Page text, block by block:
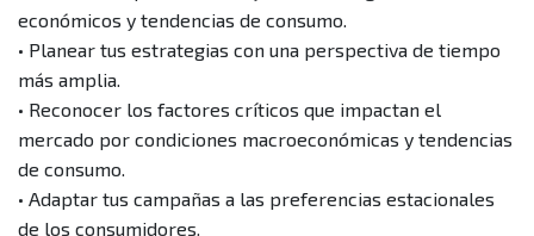
¿Qué información puedo encontrar en el Reporte de
temporada?
económicos y tendencias de consumo.
• Planear tus estrategias con una perspectiva de tiempo
más amplia.
• Reconocer los factores críticos que impactan el
mercado por condiciones macroeconómicas y tendencias
de consumo.
• Adaptar tus campañas a las preferencias estacionales
de los consumidores.